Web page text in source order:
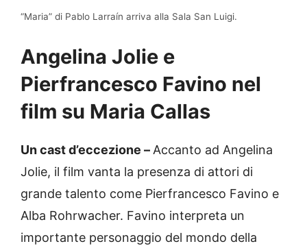
“Maria” di Pablo Larraín arriva alla Sala San Luigi.
Angelina Jolie e
Pierfrancesco Favino nel
film su Maria Callas
Un cast d’eccezione – Accanto ad Angelina
Jolie, il film vanta la presenza di attori di
grande talento come Pierfrancesco Favino e
Alba Rohrwacher. Favino interpreta un
importante personaggio del mondo della